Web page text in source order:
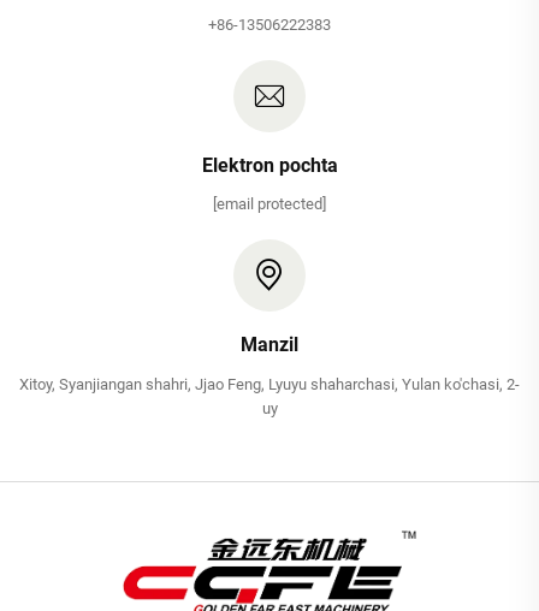
+86-13506222383
Elektron pochta
[email protected]
Manzil
Xitoy, Syanjiangan shahri, Jjao Feng, Lyuyu shaharchasi, Yulan ko'chasi, 2-
uy